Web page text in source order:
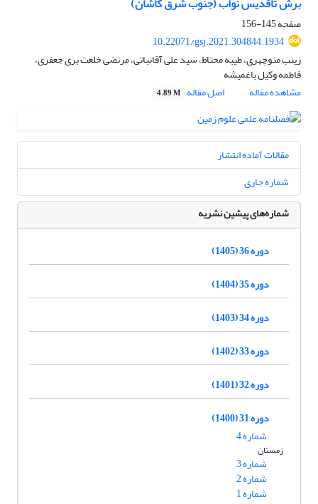
صفحه145-156
10.22071/gsj.2021.304844.1934
زینب منوچهری، طیبه محتاط، سید علی آقانباتی، مرتضی خلعت بری جعفری،
فاطمه وکیل باغمیشه
مشاهده مقاله
اصل مقاله 4.89 M
مقالات آماده انتشار
شماره جاری
شماره‌های پیشین نشریه
دوره 36 (1405)
دوره 35 (1404)
دوره 34 (1403)
دوره 33 (1402)
دوره 32 (1401)
دوره 31 (1400)
شماره 4
زمستان
شماره 3
شماره 2
شماره 1